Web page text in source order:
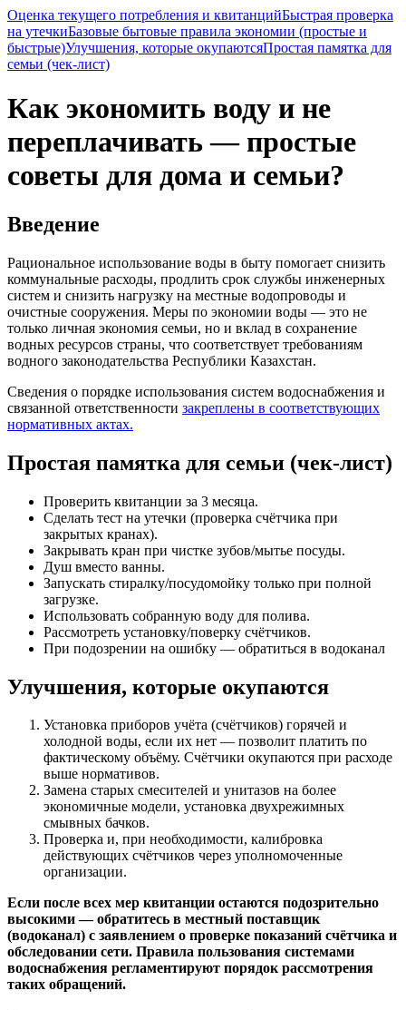
Оценка текущего потребления и квитанцийБыстрая проверка
на утечкиБазовые бытовые правила экономии (простые и
быстрые)Улучшения, которые окупаютсяПростая памятка для
семьи (чек-лист)
Как экономить воду и не
переплачивать — простые
советы для дома и семьи?
Введение
Рациональное использование воды в быту помогает снизить
коммунальные расходы, продлить срок службы инженерных
систем и снизить нагрузку на местные водопроводы и
очистные сооружения. Меры по экономии воды — это не
только личная экономия семьи, но и вклад в сохранение
водных ресурсов страны, что соответствует требованиям
водного законодательства Республики Казахстан.
Сведения о порядке использования систем водоснабжения и
связанной ответственности закреплены в соответствующих
нормативных актах.
Простая памятка для семьи (чек-лист)
Проверить квитанции за 3 месяца.
Сделать тест на утечки (проверка счётчика при
закрытых кранах).
Закрывать кран при чистке зубов/мытье посуды.
Душ вместо ванны.
Запускать стиралку/посудомойку только при полной
загрузке.
Использовать собранную воду для полива.
Рассмотреть установку/поверку счётчиков.
При подозрении на ошибку — обратиться в водоканал
Улучшения, которые окупаются
Установка приборов учёта (счётчиков) горячей и
холодной воды, если их нет — позволит платить по
фактическому объёму. Счётчики окупаются при расходе
выше нормативов.
Замена старых смесителей и унитазов на более
экономичные модели, установка двухрежимных
смывных бачков.
Проверка и, при необходимости, калибровка
действующих счётчиков через уполномоченные
организации.
Если после всех мер квитанции остаются подозрительно
высокими — обратитесь в местный поставщик
(водоканал) с заявлением о проверке показаний счётчика и
обследовании сети. Правила пользования системами
водоснабжения регламентируют порядок рассмотрения
таких обращений.